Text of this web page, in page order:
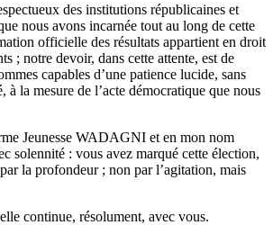
des institutions républicaines et
nous avons incarnée tout au long de cette
officielle des résultats appartient en droit
; notre devoir, dans cette attente, est de
capables d’une patience lucide, sans
la mesure de l’acte démocratique que nous
Jeunesse WADAGNI et en mon nom
solennité : vous avez marqué cette élection,
la profondeur ; non par l’agitation, mais
continue, résolument, avec vous.